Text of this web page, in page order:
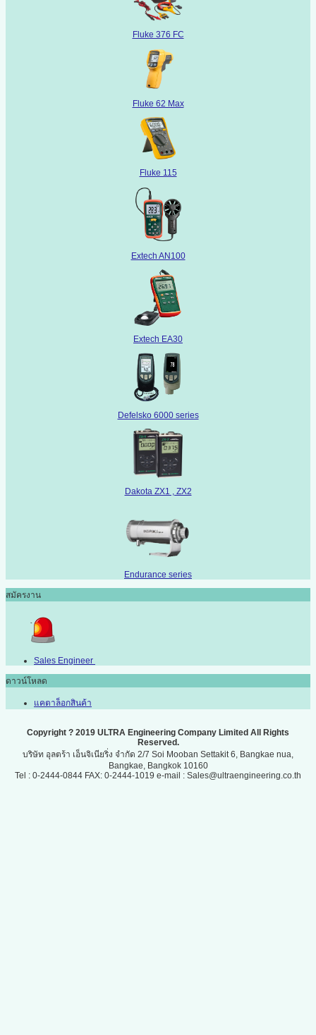
Fluke 376 FC
Fluke 62 Max
Fluke 115
Extech AN100
Extech EA30
Defelsko 6000 series
Dakota ZX1 , ZX2
Endurance series
สมัครงาน
Sales Engineer
ดาวน์โหลด
แคตาล็อกสินค้า
Copyright ? 2019 ULTRA Engineering Company Limited All Rights
Reserved.
บริษัท อุลตร้า เอ็นจิเนียริ่ง จำกัด 2/7 Soi Mooban Settakit 6, Bangkae nua,
Bangkae, Bangkok 10160
Tel : 0-2444-0844 FAX: 0-2444-1019 e-mail : Sales@ultraengineering.co.th